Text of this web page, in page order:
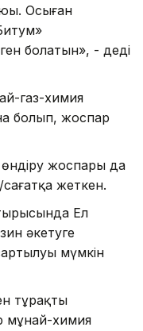
Осыған
болатын», - деді
газ-химия
болып, жоспар
жоспары да
жеткен.
Ел
әкетуге
мүмкін
тұрақты
мұнай-химия